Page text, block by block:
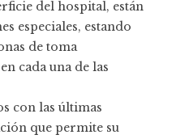
del hospital, están
especiales, estando
de toma
cada una de las
con las últimas
que permite su